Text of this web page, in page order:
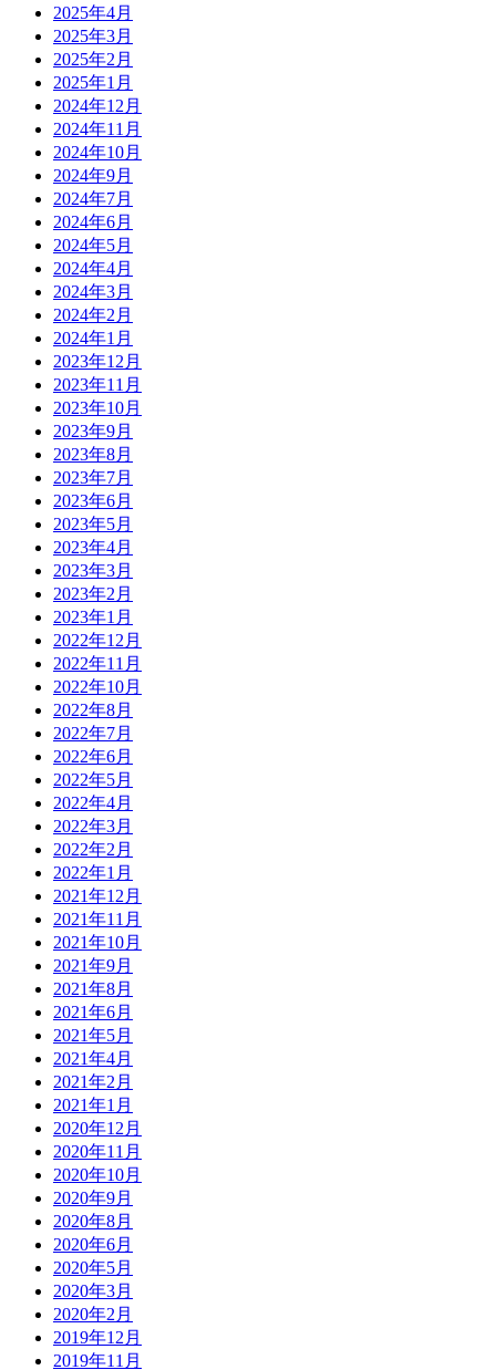
2025年4月
2025年3月
2025年2月
2025年1月
2024年12月
2024年11月
2024年10月
2024年9月
2024年7月
2024年6月
2024年5月
2024年4月
2024年3月
2024年2月
2024年1月
2023年12月
2023年11月
2023年10月
2023年9月
2023年8月
2023年7月
2023年6月
2023年5月
2023年4月
2023年3月
2023年2月
2023年1月
2022年12月
2022年11月
2022年10月
2022年8月
2022年7月
2022年6月
2022年5月
2022年4月
2022年3月
2022年2月
2022年1月
2021年12月
2021年11月
2021年10月
2021年9月
2021年8月
2021年6月
2021年5月
2021年4月
2021年2月
2021年1月
2020年12月
2020年11月
2020年10月
2020年9月
2020年8月
2020年6月
2020年5月
2020年3月
2020年2月
2019年12月
2019年11月